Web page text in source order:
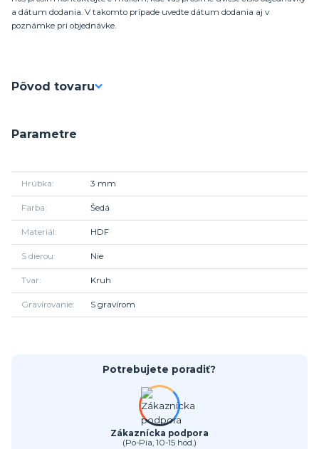
a dátum dodania. V takomto prípade uvedte dátum dodania aj v
poznámke pri objednávke.
Pôvod tovaru
Parametre
Hrúbka 3 mm
Farba Šedá
Materiál HDF
S dierou Nie
Tvar Kruh
Gravírovanie S gravírom
Potrebujete poradiť?
Zákaznícka podpora
(Po-Pia, 10-15 hod.)